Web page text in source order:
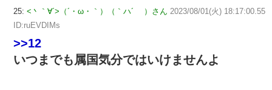
25: <丶｀∀´>（´・ω・｀）（｀ハ´ ）さん 2023/08/01(火) 18:17:00.55
ID:ruEVDIMs
>>12
いつまでも属国気分ではいけませんよ